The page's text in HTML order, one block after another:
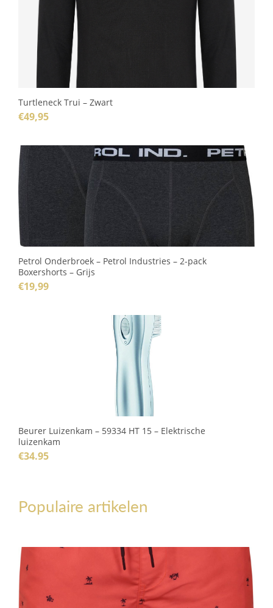
Turtleneck Trui – Zwart
€49,95
Petrol Onderbroek – Petrol Industries – 2-pack
Boxershorts – Grijs
€19,99
Beurer Luizenkam – 59334 HT 15 – Elektrische
luizenkam
€34.95
Populaire artikelen